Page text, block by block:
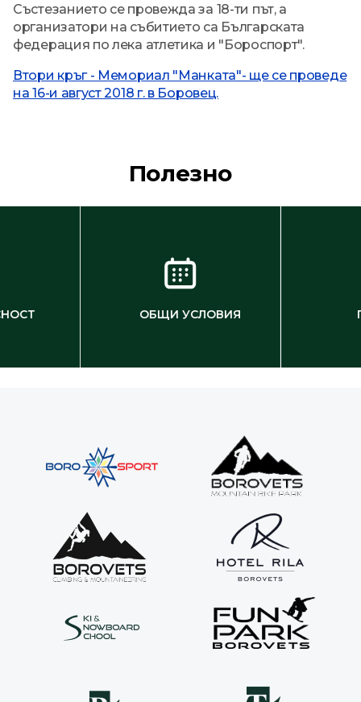
Състезанието се провежда за 18-ти път, а
организатори на събитието са Българската
федерация по лека атлетика и "Бороспорт".
Втори кръг - Мемориал "Манката"- ще се проведе
на 16-и август 2018 г. в Боровец.
Полезно
ОБЩИ УСЛОВИЯ